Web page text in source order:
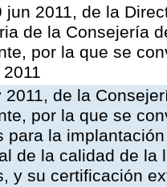
jun 2011, de la
de la Consejería
por la que se
2011, de la
por la que se
para la
de la calidad de
y su certificación